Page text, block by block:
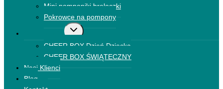
Mini pomponiki breloczki
Pokrowce na pompony
Przełącz
CHEER BOX Dzień Dziecka
CHEER BOX ŚWIĄTECZNY
Nasi Klienci
Blog